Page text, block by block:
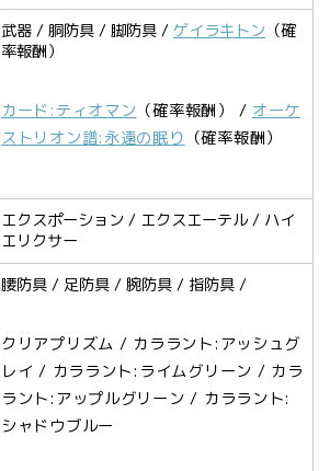
武器 / 胴防具 / 脚防具 / ゲイラキトン （確
率報酬）
カード:ティオマン （確率報酬） / オーケ
ストリオン譜:永遠の眠り （確率報酬）
エクスポーション / エクスエーテル / ハイ
エリクサー
腰防具 / 足防具 / 腕防具 / 指防具 /
クリアプリズム / カララント:アッシュグ
レイ / カララント:ライムグリーン / カラ
ラント:アップルグリーン / カララント:
シャドウブルー